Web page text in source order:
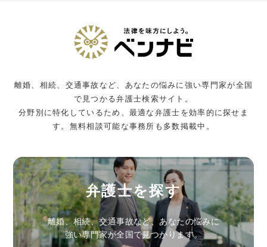
離婚、相続、交通事故など、あなたの悩みに強い専門家が全国
で見つかる弁護士検索サイト。
分野別に特化しているため、最適な弁護士を効率的に探せま
す。無料相談可能な事務所も多数掲載中。
弁護士を探す
離婚、相続、交通事故など、あなたの悩みに
強い専門家が全国で見つかります。